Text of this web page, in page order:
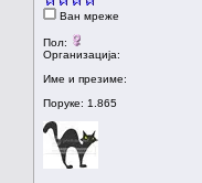
Ван мреже
Пол:
Организација:
Име и презиме:
Поруке: 1.865